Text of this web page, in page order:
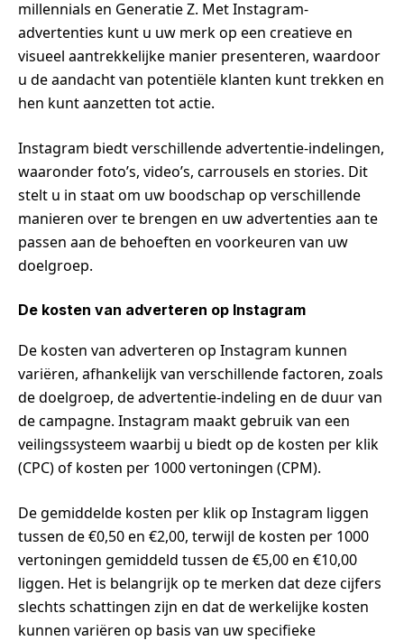
millennials en Generatie Z. Met Instagram-
advertenties kunt u uw merk op een creatieve en
visueel aantrekkelijke manier presenteren, waardoor
u de aandacht van potentiële klanten kunt trekken en
hen kunt aanzetten tot actie.
Instagram biedt verschillende advertentie-indelingen,
waaronder foto’s, video’s, carrousels en stories. Dit
stelt u in staat om uw boodschap op verschillende
manieren over te brengen en uw advertenties aan te
passen aan de behoeften en voorkeuren van uw
doelgroep.
De kosten van adverteren op Instagram
De kosten van adverteren op Instagram kunnen
variëren, afhankelijk van verschillende factoren, zoals
de doelgroep, de advertentie-indeling en de duur van
de campagne. Instagram maakt gebruik van een
veilingssysteem waarbij u biedt op de kosten per klik
(CPC) of kosten per 1000 vertoningen (CPM).
De gemiddelde kosten per klik op Instagram liggen
tussen de €0,50 en €2,00, terwijl de kosten per 1000
vertoningen gemiddeld tussen de €5,00 en €10,00
liggen. Het is belangrijk op te merken dat deze cijfers
slechts schattingen zijn en dat de werkelijke kosten
kunnen variëren op basis van uw specifieke